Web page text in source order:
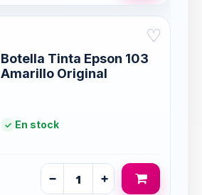
♡
Botella Tinta Epson 103
Amarillo Original
En stock
− +